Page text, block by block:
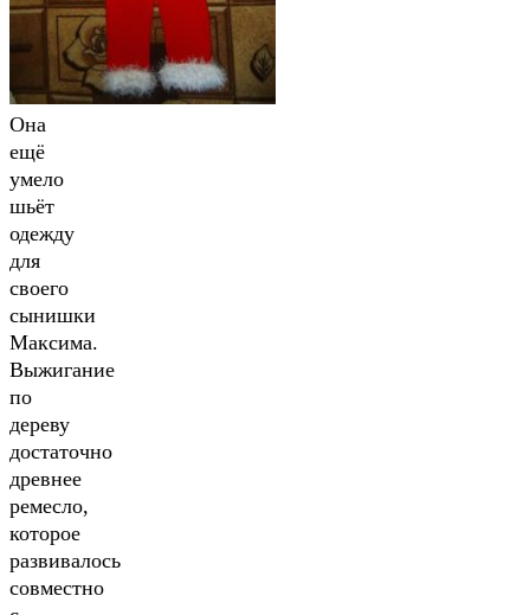
Она
ещё
умело
шьёт
одежду
для
своего
сынишки
Максима.
Выжигание
по
дереву
достаточно
древнее
ремесло,
которое
развивалось
совместно